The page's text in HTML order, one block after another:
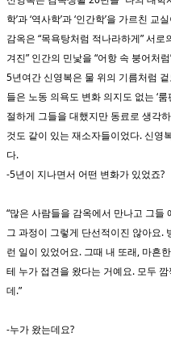
학’과 ‘역사학’과 ‘인간학’을 가르친
감옥은 “목욕탕처럼 적나라하게” 서
겨진” 인간의 민낯을 “어항 속 붕어처
5년여간 신영복은 물 위의 기름처럼
들은 노동 의욕도 변화 의지도 없는 ‘
절하게 그들을 대했지만 동료로 생각
것도 같이 있는 재소자들이었다. 신영
다.
-5년이 지나면서 어떤 변화가 있었죠?
“많은 사람들을 감옥에서 만나고 그
그 과정이 그렇게 단선적이진 않아요.
런 일이 있었어요. 그때 내 또래, 마흔
테 누가 접견을 왔다는 거예요. 모두
데.”
-누가 왔는데요?